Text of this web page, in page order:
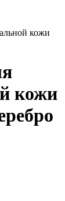
кожи
кожи